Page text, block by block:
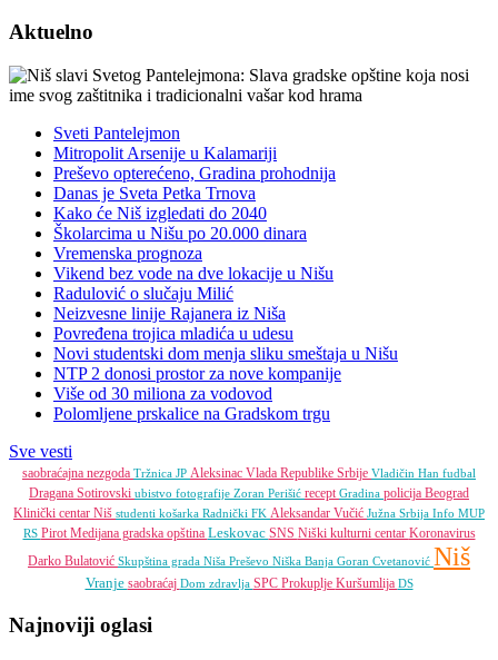
Aktuelno
Sveti Pantelejmon
Mitropolit Arsenije u Kalamariji
Preševo opterećeno, Gradina prohodnija
Danas je Sveta Petka Trnova
Kako će Niš izgledati do 2040
Školarcima u Nišu po 20.000 dinara
Vremenska prognoza
Vikend bez vode na dve lokacije u Nišu
Radulović o slučaju Milić
Neizvesne linije Rajanera iz Niša
Povređena trojica mladića u udesu
Novi studentski dom menja sliku smeštaja u Nišu
NTP 2 donosi prostor za nove kompanije
Više od 30 miliona za vodovod
Polomljene prskalice na Gradskom trgu
Sve vesti
saobraćajna nezgoda Tržnica JP Aleksinac Vlada Republike Srbije Vladičin Han fudbal
Dragana Sotirovski ubistvo fotografije Zoran Perišić receptGradina policija Beograd
Klinički centar Niš studenti košarka Radnički FK Aleksandar Vučić Južna Srbija Info MUP
RS PirotMedijana gradska opština Leskovac SNS Niški kulturni centar Koronavirus
Darko Bulatović Skupština grada Niša Preševo Niška Banja Goran Cvetanović Niš
Vranje saobraćaj Dom zdravlja SPC Prokuplje Kuršumlija DS
Najnoviji oglasi